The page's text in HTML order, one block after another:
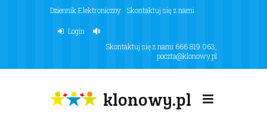
Dziennik Elektroniczny Skontaktuj się z nami
Login
Skontaktuj się z nami 666 819 063
poczta@klonowy.pl
klonowy.pl